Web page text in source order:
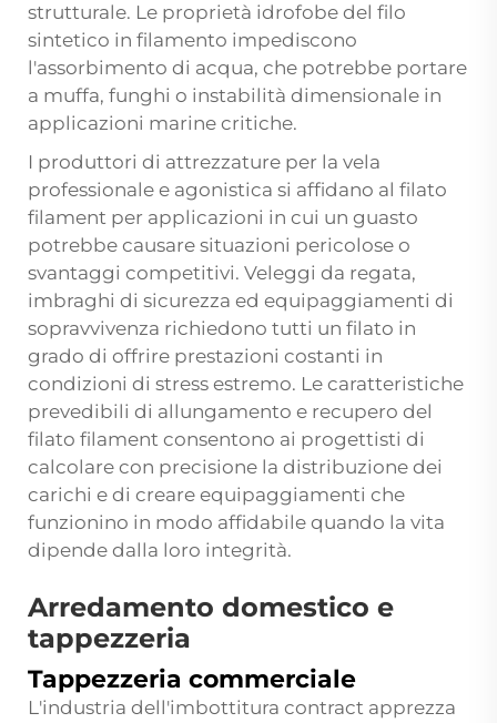
strutturale. Le proprietà idrofobe del filo
sintetico in filamento impediscono
l'assorbimento di acqua, che potrebbe portare
a muffa, funghi o instabilità dimensionale in
applicazioni marine critiche.
I produttori di attrezzature per la vela
professionale e agonistica si affidano al filato
filament per applicazioni in cui un guasto
potrebbe causare situazioni pericolose o
svantaggi competitivi. Veleggi da regata,
imbraghi di sicurezza ed equipaggiamenti di
sopravvivenza richiedono tutti un filato in
grado di offrire prestazioni costanti in
condizioni di stress estremo. Le caratteristiche
prevedibili di allungamento e recupero del
filato filament consentono ai progettisti di
calcolare con precisione la distribuzione dei
carichi e di creare equipaggiamenti che
funzionino in modo affidabile quando la vita
dipende dalla loro integrità.
Arredamento domestico e
tappezzeria
Tappezzeria commerciale
L'industria dell'imbottitura contract apprezza